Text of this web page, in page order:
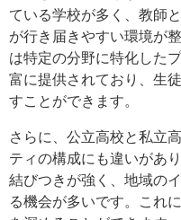
ている学校が多く、教師
が行き届きやすい環境が
は特定の分野に特化した
富に提供されており、生
すことができます。
さらに、公立高校と私立
ティの構成にも違いがあ
結びつきが強く、地域の
る機会が多いです。これ